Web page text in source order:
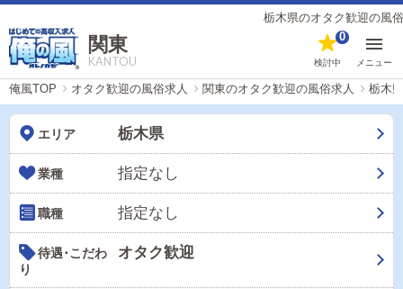
栃木県のオタク歓迎の風俗男性
関東
KANTOU 検討中
0
メニュー
俺風TOP オタク歓迎の風俗求人 関東のオタク歓迎の風俗求人 栃木
エリア 栃木県
業種 指定なし
職種 指定なし
待遇･こだわ
り
オタク歓迎